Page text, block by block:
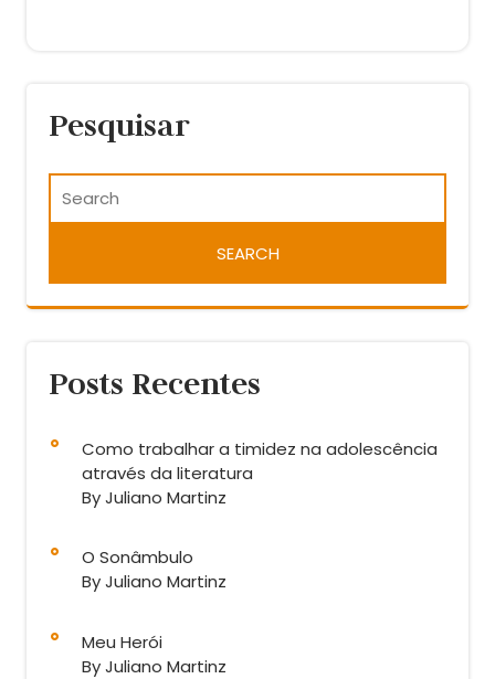
Pesquisar
Posts Recentes
Como trabalhar a timidez na adolescência
através da literatura
By Juliano Martinz
O Sonâmbulo
By Juliano Martinz
Meu Herói
By Juliano Martinz